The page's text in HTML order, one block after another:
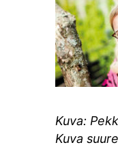
Kuva:
Kuva